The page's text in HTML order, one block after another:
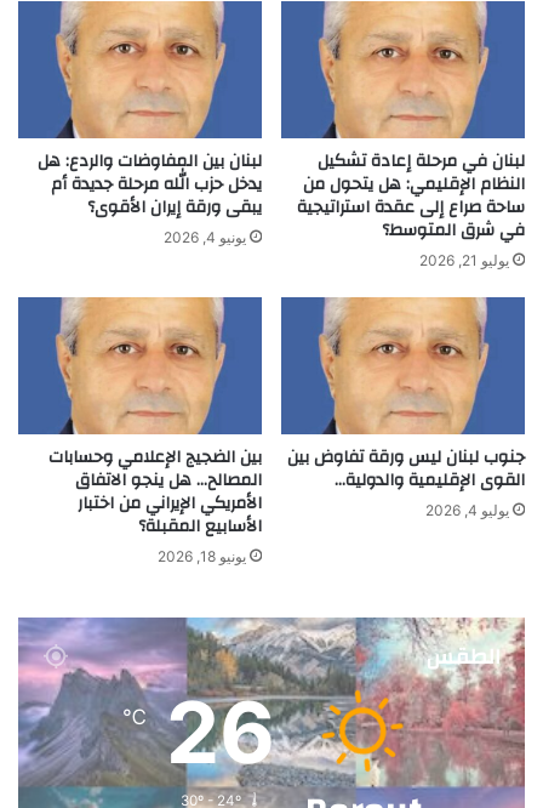
لبنان في مرحلة إعادة تشكيل
النظام الإقليمي: هل يتحول من
ساحة صراع إلى عقدة استراتيجية
في شرق المتوسط؟
يوليو 21, 2026
لبنان بين المفاوضات والردع: هل
يدخل حزب الله مرحلة جديدة أم
يبقى ورقة إيران الأقوى؟
يونيو 4, 2026
جنوب لبنان ليس ورقة تفاوض بين
القوى الإقليمية والدولية…
يوليو 4, 2026
بين الضجيج الإعلامي وحسابات
المصالح… هل ينجو الاتفاق
الأمريكي الإيراني من اختبار
الأسابيع المقبلة؟
يونيو 18, 2026
الطقس
26
℃
30º - 24º